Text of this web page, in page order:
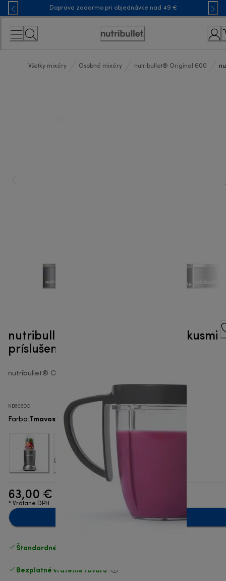
Skip
to
Content
Doprava zadarmo pri objednávke nad 49 €
Accessibility
Všetky mixéry Osobné mixéry nutribullet® Original 600
nutribullet® Original 600W so 3 kusmi
príslušenstva - Smoothie mixér
nutribullet® Original 600
NB606DG
Farba:Tmavosivé farebné prevedenie
63,00 €
* Vrátane DPH
Pridať do košíka
Štandardné bezplatné doručenie
Bezplatné vrátenie tovaru .